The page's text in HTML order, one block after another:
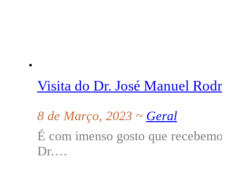
Visita do Dr. José Manuel
8 de Março, 2023 ~ Geral
É com imenso gosto que
Dr.…